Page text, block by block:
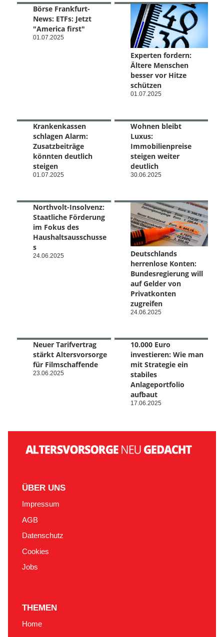
Börse Frankfurt-
News: ETFs: Jetzt
"America first"
01.07.2025
Experten fordern:
Ältere Menschen
besser vor Hitze
schützen
01.07.2025
Krankenkassen
schlagen Alarm:
Zusatzbeiträge
könnten deutlich
steigen
01.07.2025
Wohnen bleibt
Luxus:
Immobilienpreise
steigen weiter
deutlich
30.06.2025
Northvolt-Insolvenz:
Staatliche Förderung
im Fokus des
Haushaltsausschusse
s
24.06.2025
Deutschlands
herrenlose Konten:
Bundesregierung will
auf Gelder von
Privatkonten
zugreifen
24.06.2025
Neuer Tarifvertrag
stärkt Altersvorsorge
für Filmschaffende
23.06.2025
10.000 Euro
investieren: Wie man
mit Strategie ein
stabiles
Anlageportfolio
aufbaut
17.06.2025
ÜBER UNS
Impressum
AGB
Datenschutz
Cookies
Jobs
THEMEN
Home